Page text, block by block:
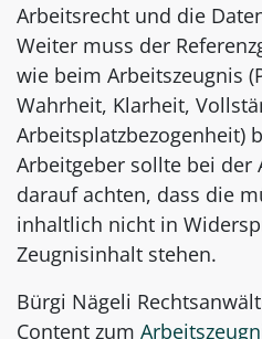
Arbeitsrecht und die
Weiter muss der
wie beim Arbeitszeugnis
Wahrheit, Klarheit,
Arbeitsplatzbezogenheit)
Arbeitgeber sollte bei der
darauf achten, dass die
inhaltlich nicht in
Zeugnisinhalt stehen.
Bürgi Nägeli
Content zum